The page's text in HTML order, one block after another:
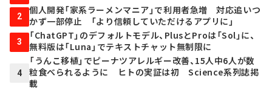
2
個人開発「家系ラーメンマニア」で利用者急増 対応追いつ
かず一部停止 「より信頼していただけるアプリに」
3
「ChatGPT」のデフォルトモデル、PlusとProは「Sol」に、
無料版は「Luna」でテキストチャット無制限に
4
「うんこ移植」でピーナツアレルギー改善、15人中6人が数
粒食べられるように ヒトの実証は初 Science系列誌掲
載